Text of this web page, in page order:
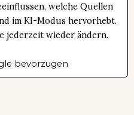
welche Quellen
im KI-Modus hervorhebt.
jederzeit wieder ändern.
bevorzugen